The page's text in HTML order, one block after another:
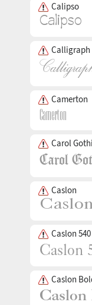
Calipso
Calligraph
Camerton
Carol
Caslon
Caslon 540
Caslon